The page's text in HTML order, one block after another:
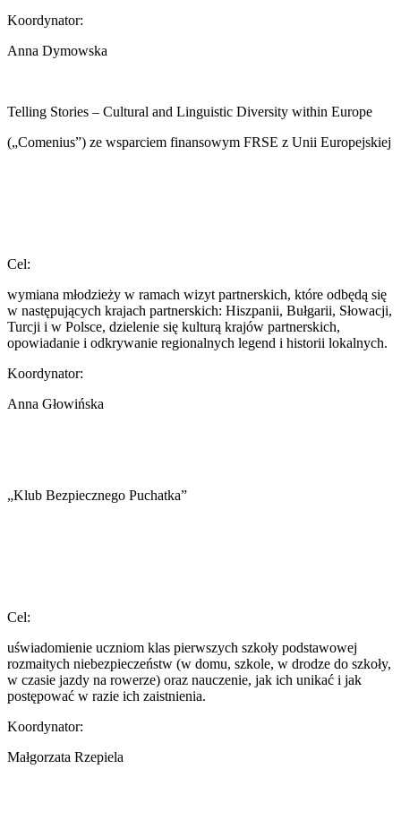
Koordynator:
Anna Dymowska
Telling Stories – Cultural and Linguistic Diversity within Europe
(„Comenius”) ze wsparciem finansowym FRSE z Unii Europejskiej
Cel:
wymiana młodzieży w ramach wizyt partnerskich, które odbędą się
w następujących krajach partnerskich: Hiszpanii, Bułgarii, Słowacji,
Turcji i w Polsce, dzielenie się kulturą krajów partnerskich,
opowiadanie i odkrywanie regionalnych legend i historii lokalnych.
Koordynator:
Anna Głowińska
„Klub Bezpiecznego Puchatka”
Cel:
uświadomienie uczniom klas pierwszych szkoły podstawowej
rozmaitych niebezpieczeństw (w domu, szkole, w drodze do szkoły,
w czasie jazdy na rowerze) oraz nauczenie, jak ich unikać i jak
postępować w razie ich zaistnienia.
Koordynator:
Małgorzata Rzepiela